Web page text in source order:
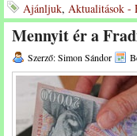
Ajánljuk, Aktualitások -
Mennyit ér a
Szerző: Simon Sándor